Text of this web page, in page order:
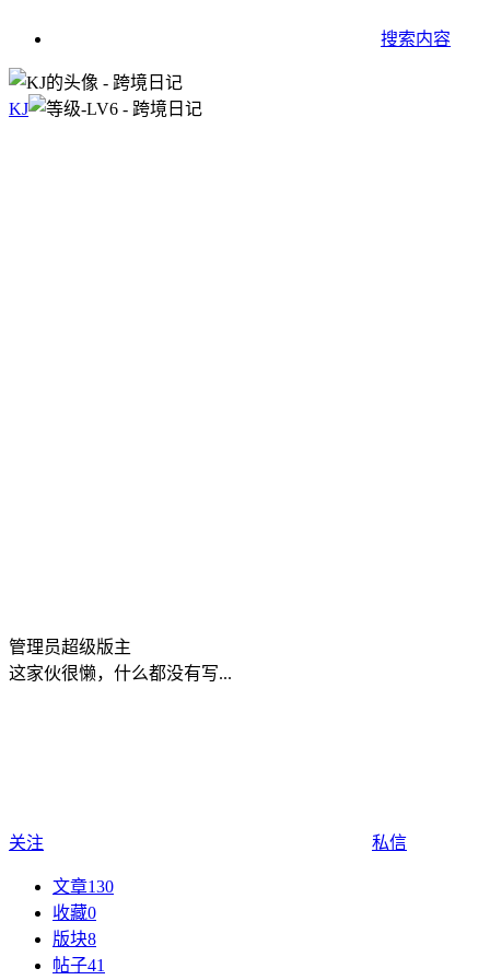
搜索内容
KJ
管理员超级版主
这家伙很懒，什么都没有写...
关注 私信
文章130
收藏0
版块8
帖子41